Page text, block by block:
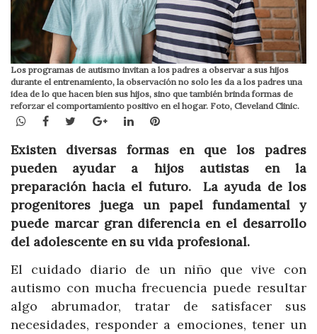
Los programas de autismo invitan a los padres a observar a sus hijos
durante el entrenamiento, la observación no solo les da a los padres una
idea de lo que hacen bien sus hijos, sino que también brinda formas de
reforzar el comportamiento positivo en el hogar. Foto, Cleveland Clinic.
WhatsApp
Facebook
TwitterGoogle+LinkedInPinterest
Existen diversas formas en que los padres
pueden ayudar a hijos autistas en la
preparación hacia el futuro. La ayuda de los
progenitores juega un papel fundamental y
puede marcar gran diferencia en el desarrollo
del adolescente en su vida profesional.
El cuidado diario de un niño que vive con
autismo con mucha frecuencia puede resultar
algo abrumador, tratar de satisfacer sus
necesidades, responder a emociones, tener un